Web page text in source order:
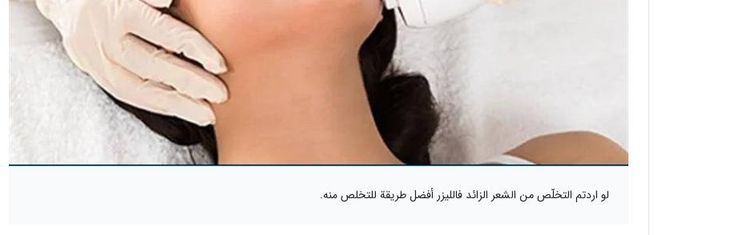
لو اردتم التخلّص من الشعر الزائد فاللیزر أفضل طریقة للتخلص منه.